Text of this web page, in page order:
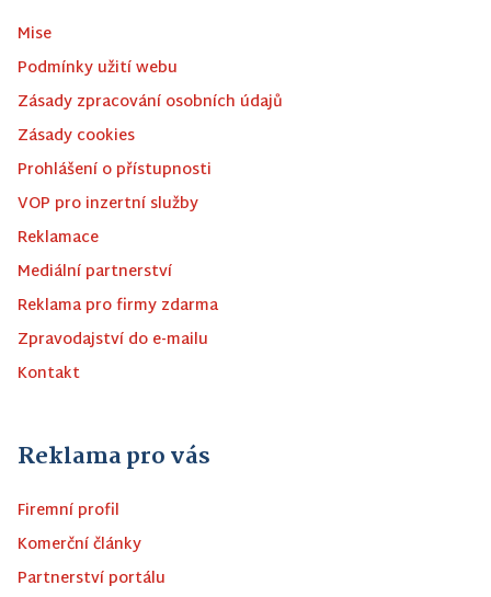
Mise
Podmínky užití webu
Zásady zpracování osobních údajů
Zásady cookies
Prohlášení o přístupnosti
VOP pro inzertní služby
Reklamace
Mediální partnerství
Reklama pro firmy zdarma
Zpravodajství do e-mailu
Kontakt
Reklama pro vás
Firemní profil
Komerční články
Partnerství portálu